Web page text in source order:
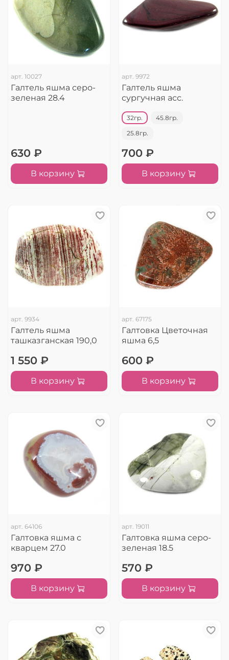
арт. 10027
Галтель яшма серо-
зеленая 28.4
630 ₽
В корзину
арт. 9972
Галтель яшма
сургучная асс.
32гр. 45.8гр.
25.8гр.
700 ₽
В корзину
арт. 9934
Галтель яшма
ташказганская 190,0
1 550 ₽
В корзину
арт. 67175
Галтовка Цветочная
яшма 6,5
600 ₽
В корзину
арт. 64106
Галтовка яшма с
кварцем 27.0
970 ₽
В корзину
арт. 19011
Галтовка яшма серо-
зеленая 18.5
570 ₽
В корзину